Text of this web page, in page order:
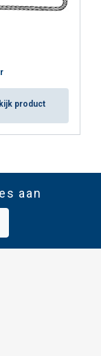
product
aan